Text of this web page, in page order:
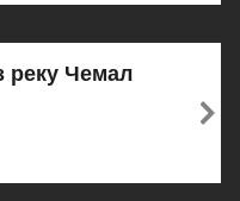
реку Чемал